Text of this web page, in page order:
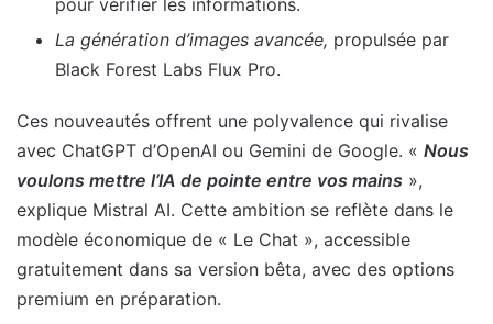
La génération d’images avancée, propulsée par
Black Forest Labs Flux Pro.
Ces nouveautés offrent une polyvalence qui rivalise
avec ChatGPT d’OpenAI ou Gemini de Google. « Nous
voulons mettre l’IA de pointe entre vos mains »,
explique Mistral AI. Cette ambition se reflète dans le
modèle économique de « Le Chat », accessible
gratuitement dans sa version bêta, avec des options
premium en préparation.